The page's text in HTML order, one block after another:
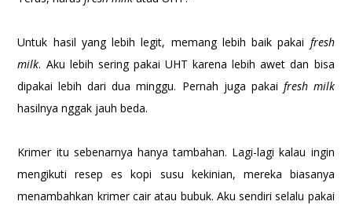
Untuk hasil yang lebih legit, memang lebih baik pakai fresh
milk. Aku lebih sering pakai UHT karena lebih awet dan bisa
dipakai lebih dari dua minggu. Pernah juga pakai fresh milk
hasilnya nggak jauh beda.
Krimer itu sebenarnya hanya tambahan. Lagi-lagi kalau ingin
mengikuti resep es kopi susu kekinian, mereka biasanya
menambahkan krimer cair atau bubuk. Aku sendiri selalu pakai